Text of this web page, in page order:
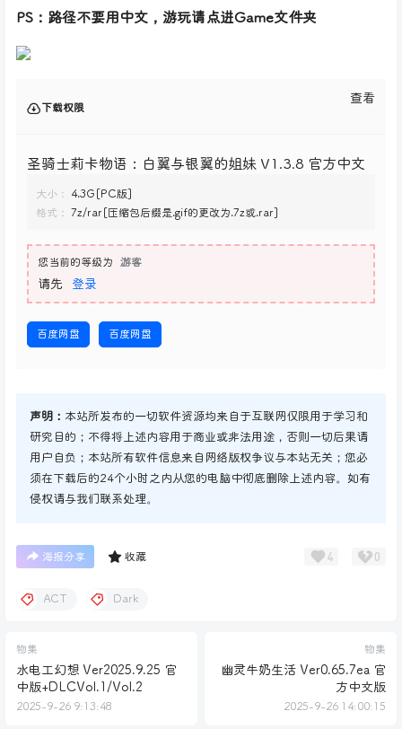
PS：路径不要用中文，游玩请点进Game文件夹
下载权限
查看
圣骑士莉卡物语：白翼与银翼的姐妹 V1.3.8 官方中文
大小：
4.3G[PC版]
格式：
7z/rar[压缩包后缀是.gif的更改为.7z或.rar]
您当前的等级为 游客
请先 登录
百度网盘 百度网盘
声明： 本站所发布的一切软件资源均来自于互联网仅限用于学习和
研究目的；不得将上述内容用于商业或非法用途，否则一切后果请
用户自负；本站所有软件信息来自网络版权争议与本站无关；您必
须在下载后的24个小时之内从您的电脑中彻底删除上述内容。如有
侵权请与我们联系处理。
海报分享 收藏 4 0
ACT Dark
物集
水电工幻想 Ver2025.9.25 官
中版+DLCVol.1/Vol.2
2025-9-26 9:13:48
物集
幽灵牛奶生活 Ver0.65.7ea 官
方中文版
2025-9-26 14:00:15